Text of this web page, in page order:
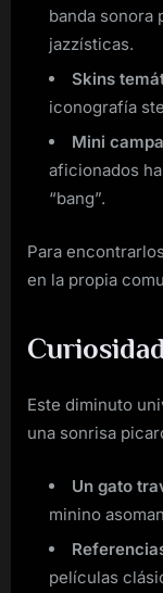
banda sonora
jazzísticas.
Skins
iconografía
Mini
aficionados
“bang”.
Para
en la propia
Este diminuto
una sonrisa
Un gato
minino
películas